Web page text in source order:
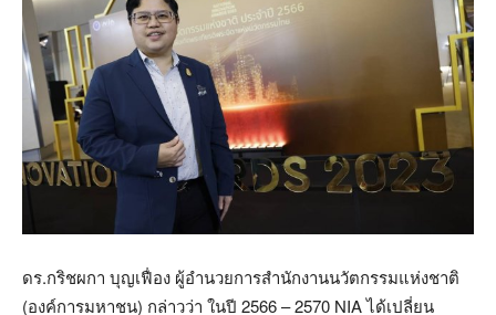
ดร.กริชผกา บุญเฟื่อง ผู้อำนวยการสำนักงานนวัตกรรมแห่งชาติ
(องค์การมหาชน) กล่าวว่า ในปี 2566 – 2570 NIA ได้เปลี่ยน